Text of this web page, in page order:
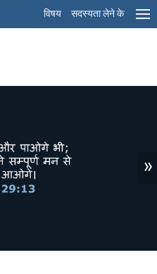
विषय सदस्यता लेने के
»